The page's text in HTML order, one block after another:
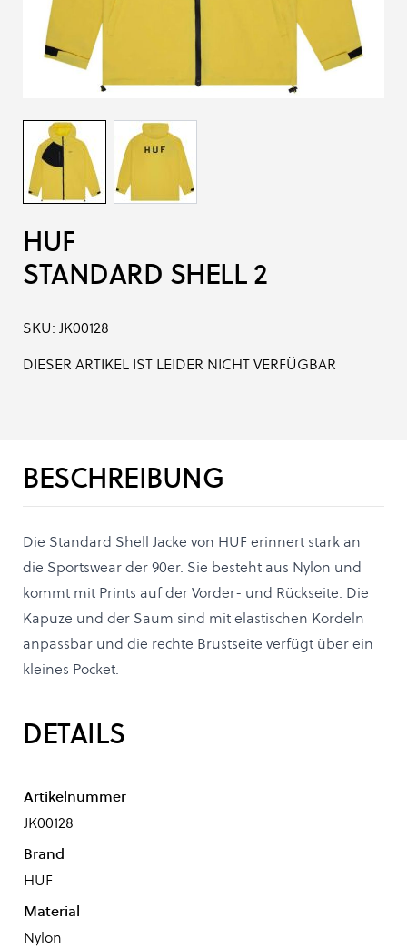
HUF
STANDARD SHELL 2
SKU: JK00128
DIESER ARTIKEL IST LEIDER NICHT VERFÜGBAR
BESCHREIBUNG
Die Standard Shell Jacke von HUF erinnert stark an
die Sportswear der 90er. Sie besteht aus Nylon und
kommt mit Prints auf der Vorder- und Rückseite. Die
Kapuze und der Saum sind mit elastischen Kordeln
anpassbar und die rechte Brustseite verfügt über ein
kleines Pocket.
DETAILS
Artikelnummer
JK00128
Brand
HUF
Material
Nylon